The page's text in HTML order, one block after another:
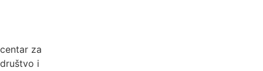
centar za
društvo i